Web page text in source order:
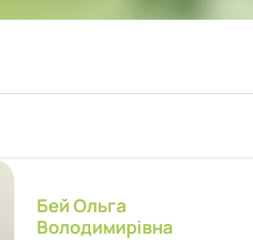
Бей Ольга
Володимирівна